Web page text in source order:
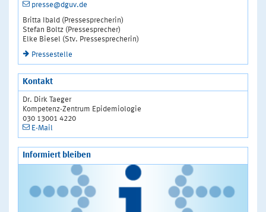
presse@dguv.de
Britta Ibald (Pressesprecherin)
Stefan Boltz (Pressesprecher)
Elke Biesel (Stv. Pressesprecherin)
Pressestelle
Kontakt
Dr. Dirk Taeger
Kompetenz-Zentrum Epidemiologie
030 13001 4220
E-Mail
Informiert bleiben